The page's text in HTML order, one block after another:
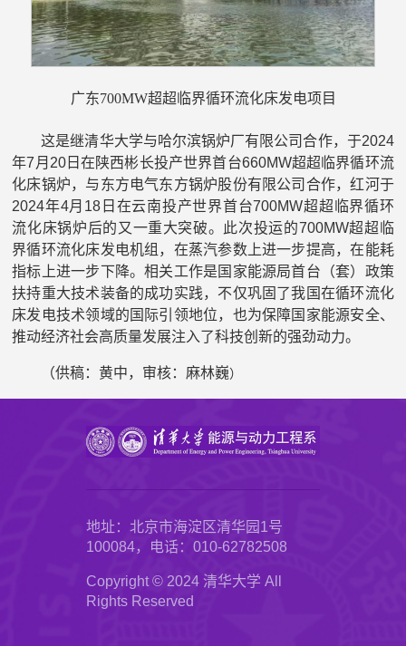
广东700MW超超临界循环流化床发电项目
这是继清华大学与哈尔滨锅炉厂有限公司合作，于2024
年7月20日在陕西彬长投产世界首台660MW超超临界循环流
化床锅炉，与东方电气东方锅炉股份有限公司合作，红河于
2024年4月18日在云南投产世界首台700MW超超临界循环
流化床锅炉后的又一重大突破。此次投运的700MW超超临
界循环流化床发电机组，在蒸汽参数上进一步提高，在能耗
指标上进一步下降。相关工作是国家能源局首台（套）政策
扶持重大技术装备的成功实践，不仅巩固了我国在循环流化
床发电技术领域的国际引领地位，也为保障国家能源安全、
推动经济社会高质量发展注入了科技创新的强劲动力。
（供稿：黄中，审核：麻林巍）
地址：北京市海淀区清华园1号
100084，电话：010-62782508
Copyright © 2024 清华大学 All
Rights Reserved